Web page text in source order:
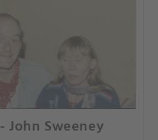
John Sweeney